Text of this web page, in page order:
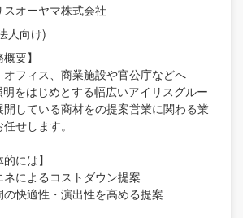
スオーヤマ株式会社
人向け)
概要】
オフィス、商業施設や官公庁などへ
明をはじめとする幅広いアイリスグルー
開している商材をの提案営業に関わる業
せします。
的には】
ネによるコストダウン提案
の快適性・演出性を高める提案